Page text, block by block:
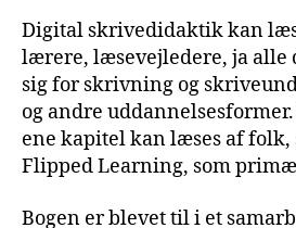
Digital skrivedidaktik kan
lærere, læsevejledere, ja alle
sig for skrivning og
og andre
ene kapitel kan læses af folk,
Flipped Learning, som
Bogen er blevet til i et